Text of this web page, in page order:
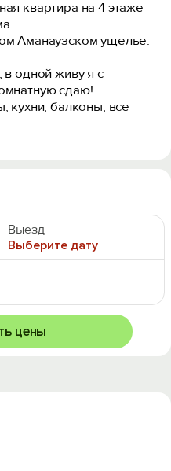
квартира на 4 этаже
Аманаузском ущелье.
в одной живу я с
сдаю!
кухни, балконы, все
буковые кровати
матрасы и все
кафе, магазины, бани,
10-15 минут шагом.
Выезд
Выберите дату
цены